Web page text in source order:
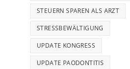
STEUERN SPAREN ALS ARZT
STRESSBEWÄLTIGUNG
UPDATE KONGRESS
UPDATE PAODONTITIS